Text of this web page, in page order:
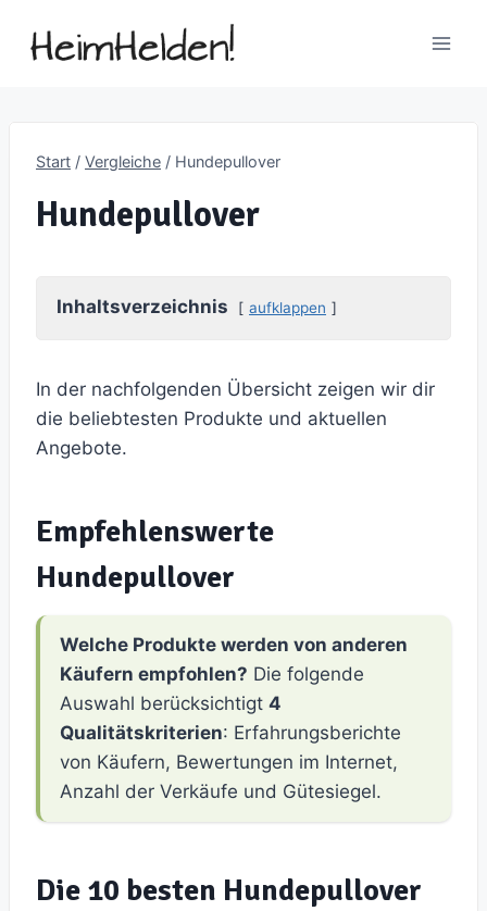
Inhalt
Start / Vergleiche / Hundepullover
Hundepullover
Inhaltsverzeichnis aufklappen
In der nachfolgenden Übersicht zeigen wir dir
die beliebtesten Produkte und aktuellen
Angebote.
Empfehlenswerte
Hundepullover
Welche Produkte werden von anderen
Käufern empfohlen? Die folgende
Auswahl berücksichtigt 4
Qualitätskriterien: Erfahrungsberichte
von Käufern, Bewertungen im Internet,
Anzahl der Verkäufe und Gütesiegel.
Die 10 besten Hundepullover